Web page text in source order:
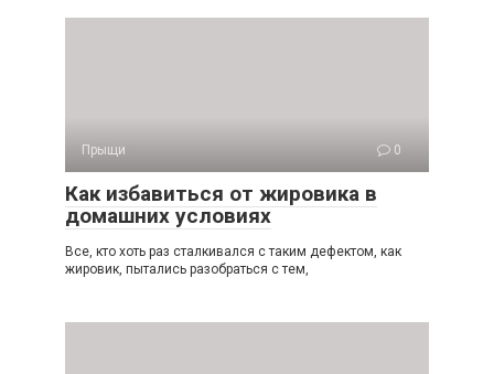
Прыщи 0
Как избавиться от жировика в
домашних условиях
Все, кто хоть раз сталкивался с таким дефектом, как
жировик, пытались разобраться с тем,